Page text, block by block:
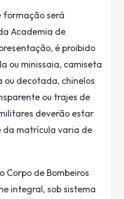
formação será
Academia de
é proibido
ou minissaia, camiseta
ou decotada, chinelos
ou trajes de
deverão estar
matrícula varia de
Corpo de Bombeiros
integral, sob sistema